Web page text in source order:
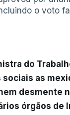
o voto
do
as
desmente
órgãos de